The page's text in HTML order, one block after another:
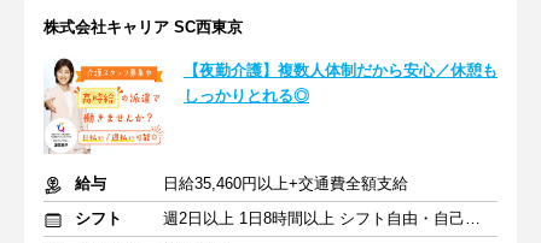
株式会社キャリア SC西東京
【夜勤介護】複数人体制だから安心／休憩も
しっかりとれる◎
給与
日給35,460円以上+交通費全額支給
シフト
週2日以上 1日8時間以上 シフト自由・自己申告